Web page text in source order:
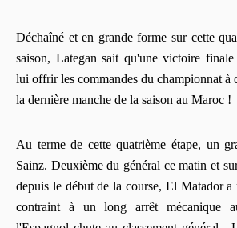
Déchaîné et en grande forme sur cette
saison, Lategan sait qu'une victoire
lui offrir les commandes du championnat à
la dernière manche de la saison au Maroc !
Au terme de cette quatrième étape, un
Sainz. Deuxième du général ce matin et
depuis le début de la course, El Matador a
contraint à un long arrêt mécanique